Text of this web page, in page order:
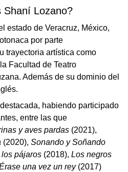
Shaní Lozano?
estado de Veracruz, México,
por parte
trayectoria artística como
Facultad de Teatro
Además de su dominio del
habiendo participado
entre las que
y aves pardas (2021),
(2020), Sonando y Soñando
pájaros (2018), Los negros
una vez un rey(2017)